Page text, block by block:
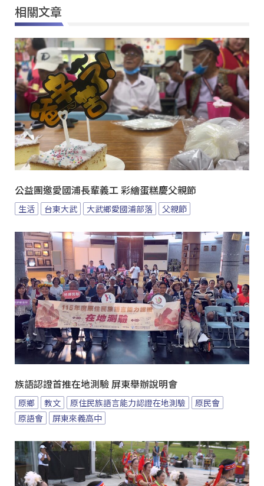
相關文章
公益團邀愛國浦長輩義工 彩繪蛋糕慶父親節
生活 台東大武 大武鄉愛國浦部落 父親節
族語認證首推在地測驗 屏東舉辦說明會
原鄉 教文 原住民族語言能力認證在地測驗
原民會
原語會
屏東來義高中